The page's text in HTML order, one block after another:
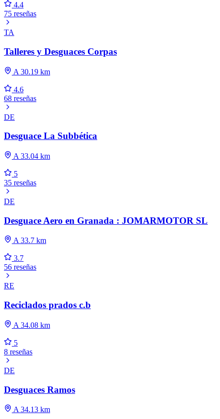
4.4
75 reseñas
TA
Talleres y Desguaces Corpas
A 30.19 km
4.6
68 reseñas
DE
Desguace La Subbética
A 33.04 km
5
35 reseñas
DE
Desguace Aero en Granada : JOMARMOTOR SL
A 33.7 km
3.7
56 reseñas
RE
Reciclados prados c.b
A 34.08 km
5
8 reseñas
DE
Desguaces Ramos
A 34.13 km